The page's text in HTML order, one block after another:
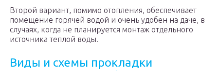
Второй вариант, помимо отопления, обеспечивает
помещение горячей водой и очень удобен на даче, в
случаях, когда не планируется монтаж отдельного
источника теплой воды.
Виды и схемы прокладки